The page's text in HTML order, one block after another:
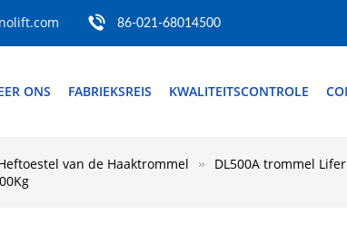
86-021-68014500
ONS FABRIEKSREIS KWALITEITSCONTROLE
van de Haaktrommel
DL500A trommel